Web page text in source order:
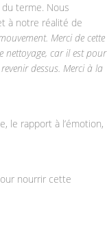
terme. Nous
à notre réalité de
Merci de cette
nettoyage, car il est pour
dessus. Merci à la
le rapport à l’émotion,
nourrir cette